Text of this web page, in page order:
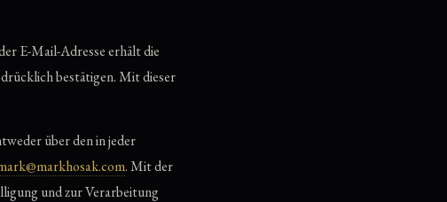
E-Mail-Adresse erhält die
bestätigen. Mit dieser
über den in jeder
. Mit der
und zur Verarbeitung